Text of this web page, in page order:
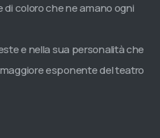
coloro che ne amano ogni
e nella sua personalità che
maggiore esponente del teatro